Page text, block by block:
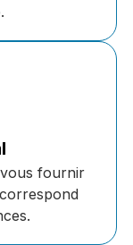
fournir